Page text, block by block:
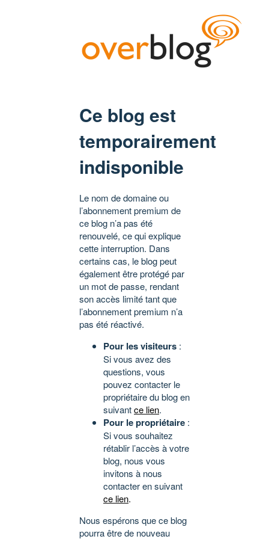
Ce blog est
temporairement
indisponible
Le nom de domaine ou
l’abonnement premium de
ce blog n’a pas été
renouvelé, ce qui explique
cette interruption. Dans
certains cas, le blog peut
également être protégé par
un mot de passe, rendant
son accès limité tant que
l’abonnement premium n’a
pas été réactivé.
Pour les visiteurs :
Si vous avez des
questions, vous
pouvez contacter le
propriétaire du blog en
suivantce lien.
Pour le propriétaire :
Si vous souhaitez
rétablir l’accès à votre
blog, nous vous
invitons à nous
contacter en suivant
ce lien.
Nous espérons que ce blog
pourra être de nouveau